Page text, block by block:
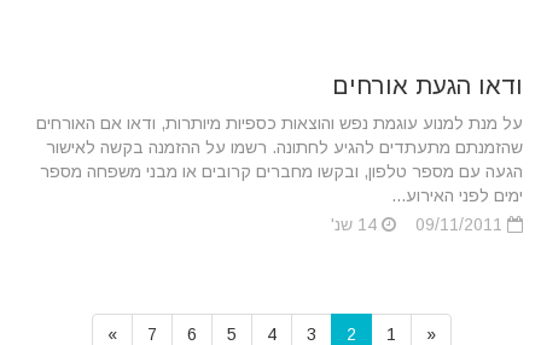
ודאו הגעת אורחים
על מנת למנוע עוגמת נפש והוצאות כספיות מיותרות, ודאו אם האורחים
שהזמנתם מתעתדים להגיע לחתונה. רשמו על ההזמנה בקשה לאישור
הגעה עם מספר טלפון, ובקשו מחברים קרובים או מבני משפחה מספר
ימים לפני האירוע...
«
1
2
3
4
5
6
7
»